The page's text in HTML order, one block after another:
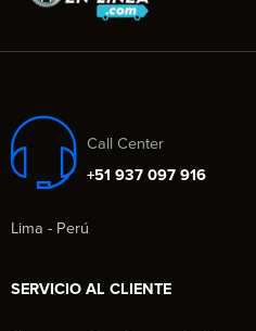
Call Center
+51 937 097 916
Lima - Perú
SERVICIO AL CLIENTE